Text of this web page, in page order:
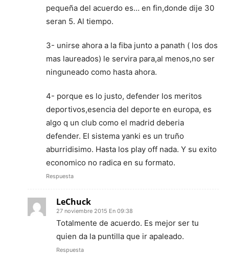
pequeña del acuerdo es… en fin,donde dije 30
seran 5. Al tiempo.
3- unirse ahora a la fiba junto a panath ( los dos
mas laureados) le servira para,al menos,no ser
ninguneado como hasta ahora.
4- porque es lo justo, defender los meritos
deportivos,esencia del deporte en europa, es
algo q un club como el madrid deberia
defender. El sistema yanki es un truño
aburridisimo. Hasta los play off nada. Y su exito
economico no radica en su formato.
Respuesta
LeChuck
27 noviembre 2015 En 09:38
Totalmente de acuerdo. Es mejor ser tu
quien da la puntilla que ir apaleado.
Respuesta